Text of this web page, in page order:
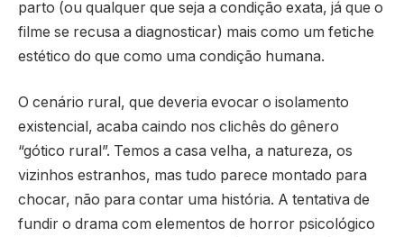
parto (ou qualquer que seja a condição exata, já que o
filme se recusa a diagnosticar) mais como um fetiche
estético do que como uma condição humana.
O cenário rural, que deveria evocar o isolamento
existencial, acaba caindo nos clichês do gênero
“gótico rural”. Temos a casa velha, a natureza, os
vizinhos estranhos, mas tudo parece montado para
chocar, não para contar uma história. A tentativa de
fundir o drama com elementos de horror psicológico